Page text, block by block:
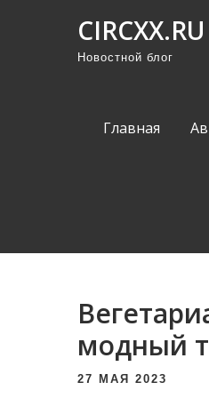
CIRCXX.RU
Новостной блог
Главная
модный
27 МАЯ 2023